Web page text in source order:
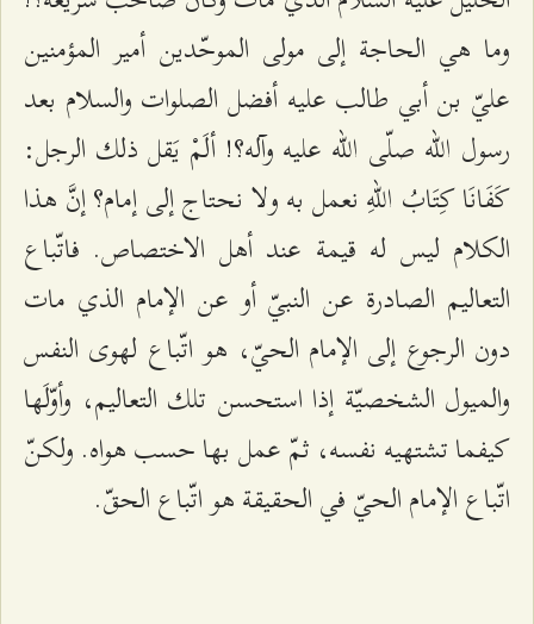
وما هي الحاجة إلى مولى الموحّدين أمير المؤمنين
عليّ بن أبي طالب عليه أفضل الصلوات والسلام بعد
رسول الله صلّى الله عليه وآله؟! ألَمْ يَقل ذلك الرجل:
كَفَانَا كِتَابُ اللهِ نعمل به ولا نحتاج إلى إمام؟ إنَّ هذا
الكلام ليس له قيمة عند أهل الاختصاص. فاتّباع
التعاليم الصادرة عن النبيّ أو عن الإمام الذي مات
دون الرجوع إلى الإمام الحيّ، هو اتّباع لهوى النفس
والميول الشخصيّة إذا استحسن تلك التعاليم، وأوّلَها
كيفما تشتهيه نفسه، ثمّ عمل بها حسب هواه. ولكنّ
اتّباع الإمام الحيّ في الحقيقة هو اتّباع الحقّ.